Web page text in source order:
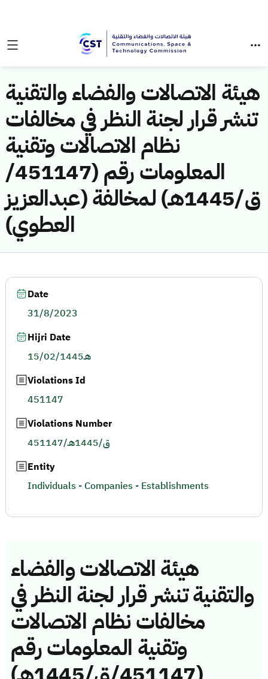
هيئة الاتصالات والفضاء والتقنية
تنشر قرار لجنة النظر في مخالفات
نظام الاتصالات وتقنية
المعلومات رقم (451147/
ق/1445هـ) لمخالفة (عبدالعزيز
العطوي)
هيئة الاتصالات والفضاء
والتقنية تنشر قرار لجنة النظر في
مخالفات نظام الاتصالات
وتقنية المعلومات رقم
Date
31/8/2023
Hijri Date
15/02/1445هـ
Violations Id
451147
Violations Number
451147/ق/1445هـ
Entity
Individuals - Companies - Establishments